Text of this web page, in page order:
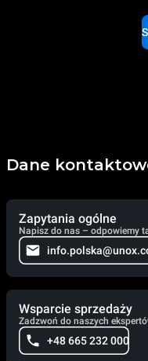
Dane
Zapytania ogólne
Napisz do nas – odpowiemy
Wsparcie sprzedaży
Zadzwoń do naszych
+48 665 232 000